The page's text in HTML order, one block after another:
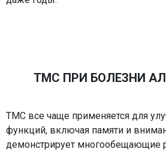
ТМС ПРИ БОЛЕЗНИ
ТМС все чаще применяется для
функций, включая памяти и
демонстрирует многообещающие